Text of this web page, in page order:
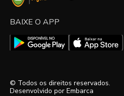
BAIXE O APP
© Todos os direitos reservados.
Desenvolvido por Embarca